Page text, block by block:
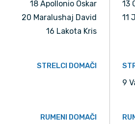
18 Apollonio Oskar
20 Maralushaj David
16 Lakota Kris
13
11
STRELCI DOMAČI
9
RUMENI DOMAČI